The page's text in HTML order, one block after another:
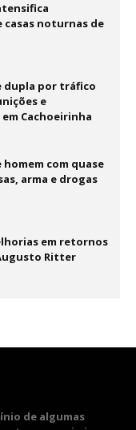
casas noturnas de
dupla por tráfico
e
Cachoeirinha
com quase
arma e drogas
em retornos
Ritter
de algumas